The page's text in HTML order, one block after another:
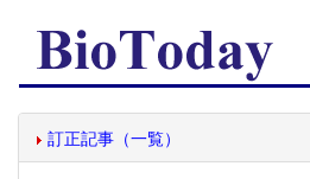
訂正記事（一覧）